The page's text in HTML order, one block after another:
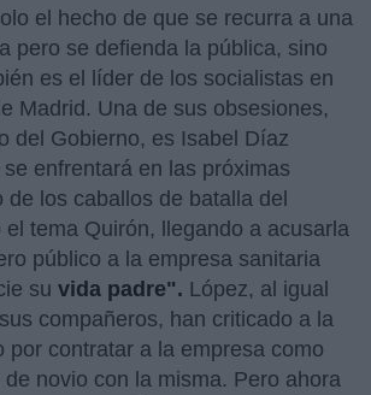
el hecho de que se recurra a una
pero se defienda la pública, sino
es el líder de los socialistas en
Madrid. Una de sus obsesiones,
del Gobierno, es Isabel Díaz
enfrentará en las próximas
de los caballos de batalla del
el tema Quirón, llegando a acusarla
público a la empresa sanitaria
su vida padre". López, al igual
compañeros, han criticado a la
por contratar a la empresa como
novio con la misma. Pero ahora